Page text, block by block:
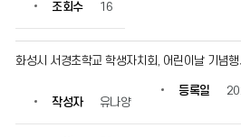
물
번
조회수 16
화성시 서경초학교 학생자치회, 어린이날 기념
작성자 유나양
등록일